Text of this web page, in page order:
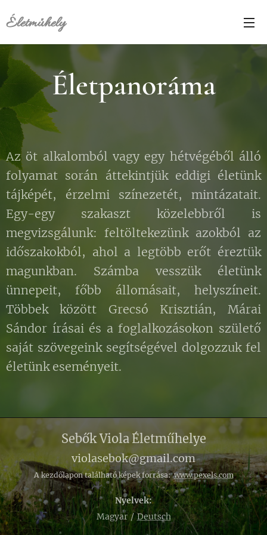
Életműhely
Életpanoráma
Az öt alkalomból vagy egy hétvégéből álló
folyamat során áttekintjük eddigi életünk
tájképét, érzelmi színezetét, mintázatait.
Egy-egy szakaszt közelebbről is
megvizsgálunk: feltöltekezünk azokból az
időszakokból, ahol a legtöbb erőt éreztük
magunkban. Számba vesszük életünk
ünnepeit, főbb állomásait, helyszíneit.
Többek között Grecsó Krisztián, Márai
Sándor írásai és a foglalkozásokon születő
saját szövegeink segítségével dolgozzuk fel
életünk eseményeit.
Sebők ViolaÉletműhelye
violasebok@gmail.com
A kezdőlapon található képek forrása:www.pexels.com
Nyelvek
Magyar
Deutsch